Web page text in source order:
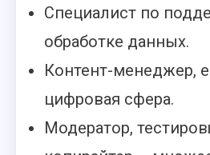
Специалист по
обработке данных.
Контент-менеджер,
цифровая сфера.
Модератор,